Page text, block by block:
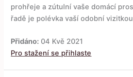
prohřeje a zútulní vaše domácí
řadě je polévka vaší odobní
Přidáno: 04 Kvě 2021
Pro stažení se přihlaste